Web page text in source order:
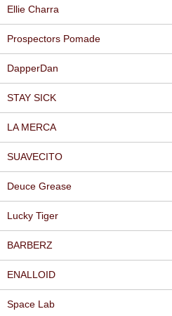
Ellie Charra
Prospectors Pomade
DapperDan
STAY SICK
LA MERCA
SUAVECITO
Deuce Grease
Lucky Tiger
BARBERZ
ENALLOID
Space Lab